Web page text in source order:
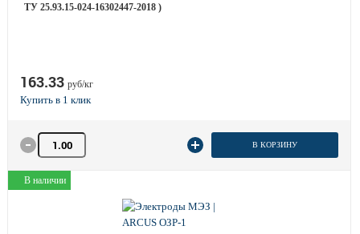
ТУ 25.93.15-024-16302447-2018 )
163.33 руб/кг
Количество товара В КОРЗИНУ
В наличии